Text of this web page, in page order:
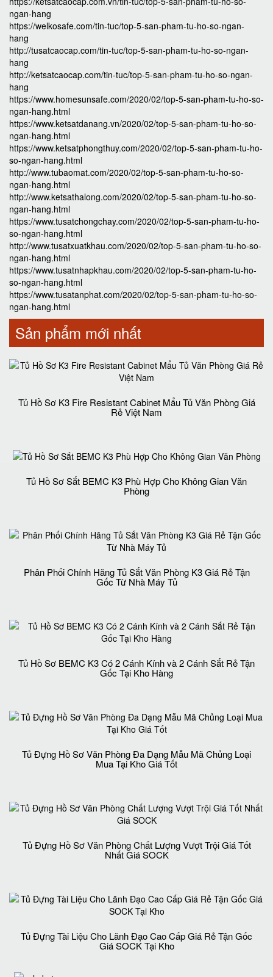
ngan-hang
https://welkosafe.com/tin-tuc/top-5-san-pham-tu-ho-so-ngan-
hang
http://tusatcaocap.com/tin-tuc/top-5-san-pham-tu-ho-so-ngan-
hang
http://ketsatcaocap.com/tin-tuc/top-5-san-pham-tu-ho-so-ngan-
hang
https://www.homesunsafe.com/2020/02/top-5-san-pham-tu-ho-so-
ngan-hang.html
https://www.ketsatdanang.vn/2020/02/top-5-san-pham-tu-ho-so-
ngan-hang.html
https://www.ketsatphongthuy.com/2020/02/top-5-san-pham-tu-ho-
so-ngan-hang.html
http://www.tubaomat.com/2020/02/top-5-san-pham-tu-ho-so-
ngan-hang.html
http://www.ketsathalong.com/2020/02/top-5-san-pham-tu-ho-so-
ngan-hang.html
https://www.tusatchongchay.com/2020/02/top-5-san-pham-tu-ho-
so-ngan-hang.html
http://www.tusatxuatkhau.com/2020/02/top-5-san-pham-tu-ho-so-
ngan-hang.html
https://www.tusatnhapkhau.com/2020/02/top-5-san-pham-tu-ho-
so-ngan-hang.html
https://www.tusatanphat.com/2020/02/top-5-san-pham-tu-ho-so-
ngan-hang.html
Sản phẩm mới nhất
Tủ Hồ Sơ K3 Fire Resistant Cabinet Mẩu Tủ Văn Phòng Giá
Rẻ Việt Nam
Tủ Hồ Sơ Sắt BEMC K3 Phù Hợp Cho Không Gian Văn
Phòng
Phân Phối Chính Hãng Tủ Sắt Văn Phòng K3 Giá Rẻ Tận
Gốc Từ Nhà Máy Tủ
Tủ Hồ Sơ BEMC K3 Có 2 Cánh Kính và 2 Cánh Sắt Rẻ Tận
Gốc Tại Kho Hàng
Tủ Đựng Hồ Sơ Văn Phòng Đa Dạng Mẫu Mã Chủng Loại
Mua Tại Kho Giá Tốt
Tủ Đựng Hồ Sơ Văn Phòng Chất Lượng Vượt Trội Giá Tốt
Nhất Giá SOCK
Tủ Đựng Tài Liệu Cho Lãnh Đạo Cao Cấp Giá Rẻ Tận Gốc
Giá SOCK Tại Kho